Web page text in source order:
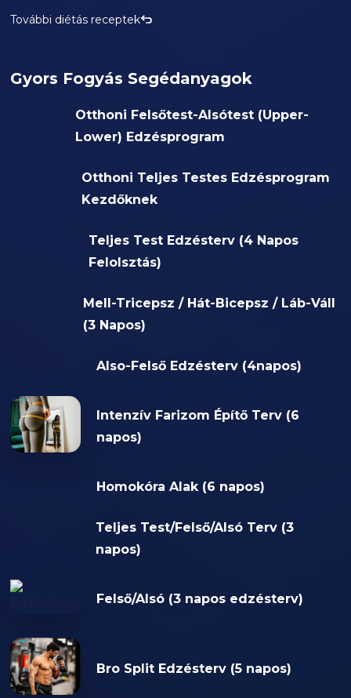
További diétás receptek
Gyors Fogyás Segédanyagok
Otthoni Felsőtest-Alsótest (Upper-
Lower) Edzésprogram
Otthoni Teljes Testes Edzésprogram
Kezdőknek
Teljes Test Edzésterv (4 Napos
Felolsztás)
Mell-Tricepsz / Hát-Bicepsz / Láb-Váll
(3 Napos)
Also-Felső Edzésterv (4napos)
Intenzív Farizom Építő Terv (6
napos)
Homokóra Alak (6 napos)
Teljes Test/Felső/Alsó Terv (3
napos)
Felső/Alsó (3 napos edzésterv)
Bro Split Edzésterv (5 napos)